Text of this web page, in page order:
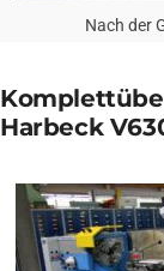
Nach der
Harbeck